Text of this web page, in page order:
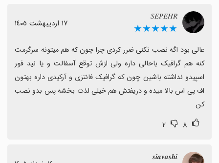
𝑆𝐸𝑃𝐸𝐻𝑅
★★★★★ ١٧ اردیبهشت ١٤٠٥
کن
۸ ۲
𝒔𝒊𝒂𝒗𝒂𝒔𝒉𝒊